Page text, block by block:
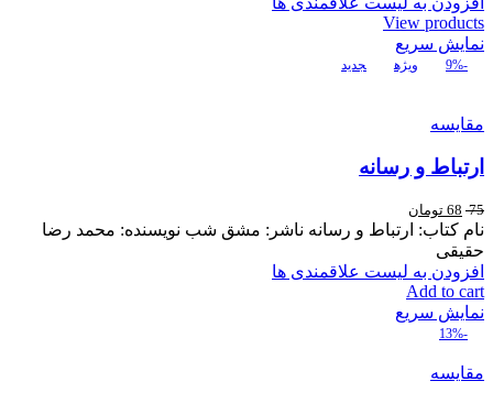
View products
نمایش سریع
-9% ویژه جدید
مقایسه
ارتباط و رسانه
75
68 تومان
نام کتاب: ارتباط و رسانه ناشر: مشق شب نویسنده: محمد رضا
حقیقی
افزودن به لیست علاقمندی ها
Add to cart
نمایش سریع
-13%
مقایسه